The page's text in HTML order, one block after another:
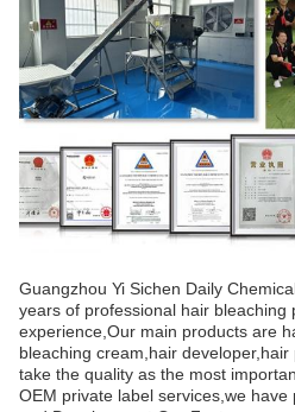
Guangzhou Yi Sichen Daily
years of professional hair bleaching
experience,Our main products are
bleaching cream,hair
take the quality as the most
OEM private label services,we